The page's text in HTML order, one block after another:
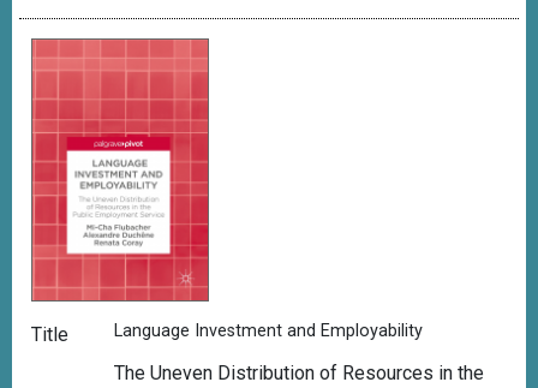
Title Language Investment and Employability
The Uneven Distribution of Resources in the